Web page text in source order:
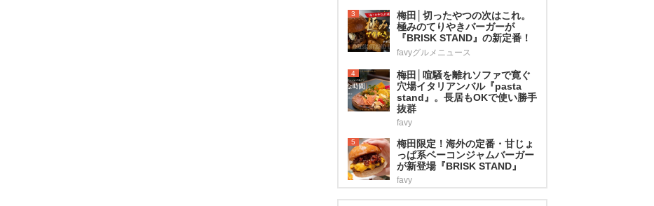
3
梅田│切ったやつの次はこれ。
極みのてりやきバーガーが
『BRISK STAND』の新定番！
favyグルメニュース
4
梅田│喧騒を離れソファで寛ぐ
穴場イタリアンバル『pasta
stand』。長居もOKで使い勝手
抜群
favy
5
梅田限定！海外の定番・甘じょ
っぱ系ベーコンジャムバーガー
が新登場『BRISK STAND』
favy